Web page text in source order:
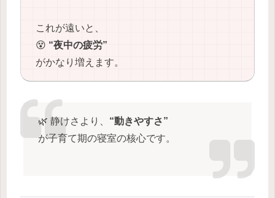
これが遠いと、
😵 “夜中の疲労”
がかなり増えます。
🌿 静けさより、 “動きやすさ”
が子育て期の寝室の核心です。